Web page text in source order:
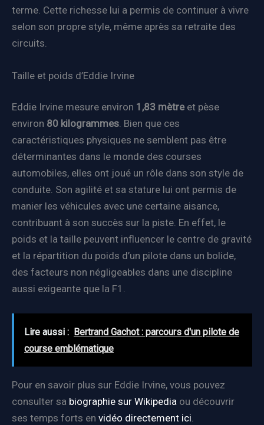
terme. Cette richesse lui a permis de continuer à vivre
selon son propre style, même après sa retraite des
circuits.
Taille et poids d’Eddie Irvine
Eddie Irvine mesure environ 1,83 mètreet pèse
environ 80 kilogrammes. Bien que ces
caractéristiques physiques ne semblent pas être
déterminantes dans le monde des courses
automobiles, elles ont joué un rôle dans son style de
conduite. Son agilité et sa stature lui ont permis de
manier les véhicules avec une certaine aisance,
contribuant à son succès sur la piste. En effet, le
poids et la taille peuvent influencer le centre de gravité
et la répartition du poids d’un pilote dans un bolide,
des facteurs non négligeables dans une discipline
aussi exigeante que la F1.
Lire aussi : Bertrand Gachot : parcours d'un pilote de
course emblématique
Pour en savoir plus sur Eddie Irvine, vous pouvez
consulter sa biographie sur Wikipedia ou découvrir
ses temps forts en vidéo directement ici